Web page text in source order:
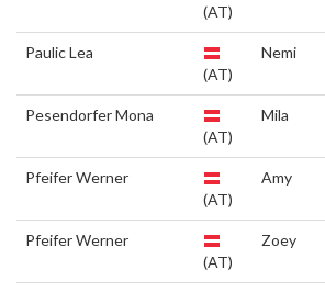
(AT)
Paulic Lea
(AT)
Nemi
Pesendorfer Mona
(AT)
Mila
Pfeifer Werner
(AT)
Amy
Pfeifer Werner
(AT)
Zoey